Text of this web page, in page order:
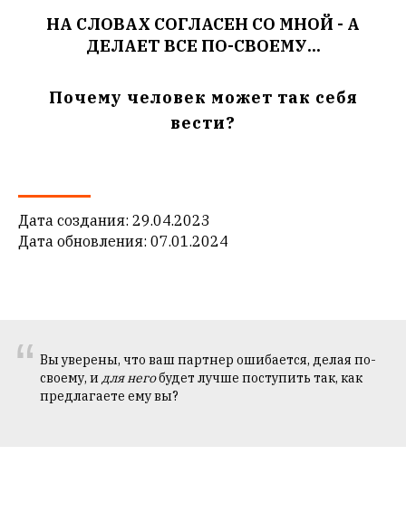
НА СЛОВАХ СОГЛАСЕН СО МНОЙ - А
ДЕЛАЕТ ВСЕ ПО-СВОЕМУ...
Почему человек может так себя
вести?
Дата создания: 29.04.2023
Дата обновления: 07.01.2024
“ Вы уверены, что ваш партнер ошибается, делая по-
своему, и для негобудет лучше поступить так, как
предлагаете ему вы?